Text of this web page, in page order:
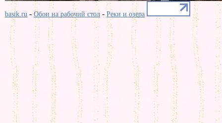
basik.ru - Обои на рабочий стол - Реки и озера